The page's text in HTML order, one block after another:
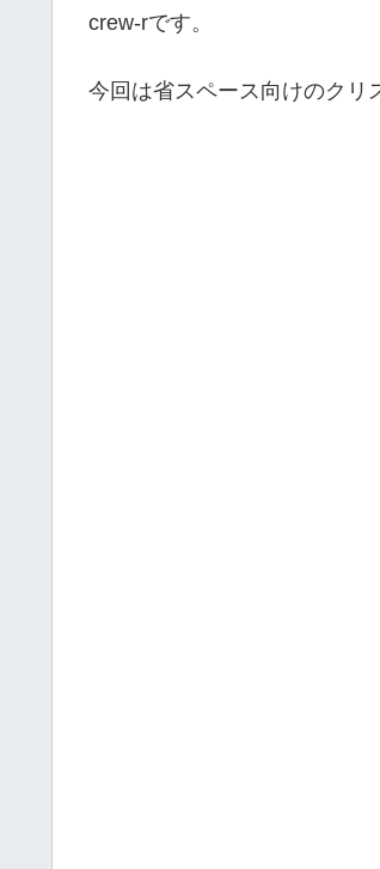
crew-rです。
今回は省スペース向けのクリ